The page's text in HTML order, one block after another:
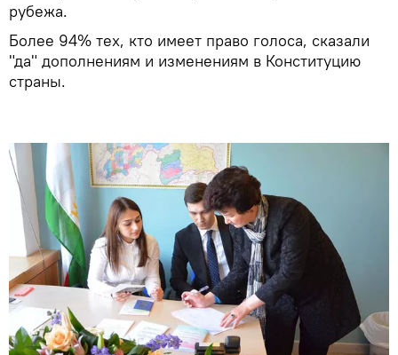
рубежа.
Более 94% тех, кто имеет право голоса, сказали
"да" дополнениям и изменениям в Конституцию
страны.